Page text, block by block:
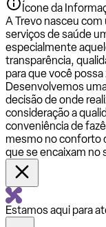
Ícone da
A Trevo nasceu
serviços de saúde
especialmente
transparência,
para que você possa
Desenvolvemos
decisão de onde
consideração a
conveniência de
mesmo no conforto
que se encaixam no
Estamos aqui para